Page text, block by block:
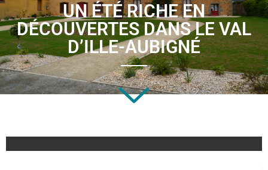
UN ÉTÉ RICHE EN
DÉCOUVERTES DANS LE VAL
D’ILLE-AUBIGNÉ